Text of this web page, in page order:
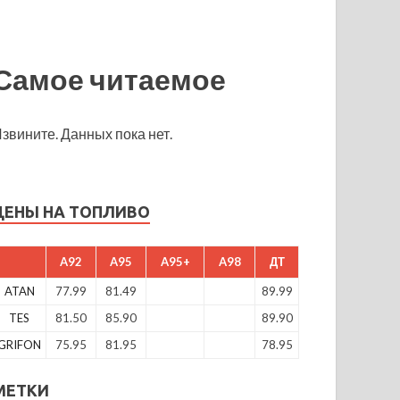
читаемое
Данных пока нет.
НА ТОПЛИВО
A92 A95 A95+ A98 ДТ
ATAN 77.99 81.49
89.99
TES
81.50 85.90
89.90
75.95 81.95 78.95